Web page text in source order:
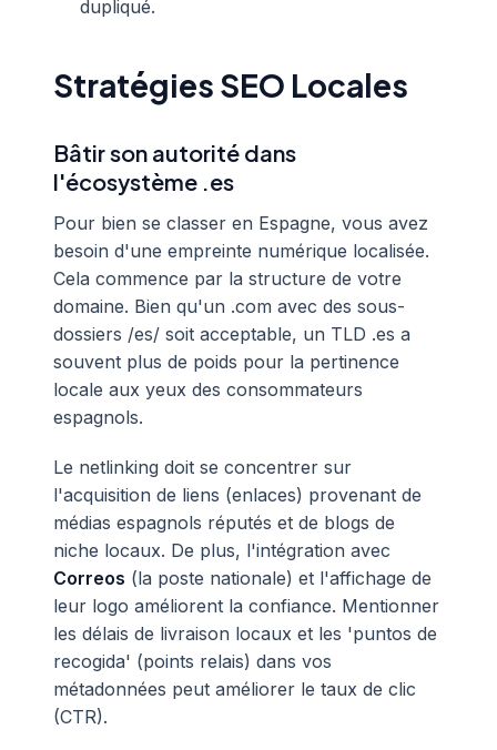
dupliqué.
Stratégies SEO Locales
Bâtir son autorité dans
l'écosystème .es
Pour bien se classer en Espagne, vous avez
besoin d'une empreinte numérique localisée.
Cela commence par la structure de votre
domaine. Bien qu'un .com avec des sous-
dossiers /es/ soit acceptable, un TLD .es a
souvent plus de poids pour la pertinence
locale aux yeux des consommateurs
espagnols.
Le netlinking doit se concentrer sur
l'acquisition de liens (enlaces) provenant de
médias espagnols réputés et de blogs de
niche locaux. De plus, l'intégration avec
Correos (la poste nationale) et l'affichage de
leur logo améliorent la confiance. Mentionner
les délais de livraison locaux et les 'puntos de
recogida' (points relais) dans vos
métadonnées peut améliorer le taux de clic
(CTR).